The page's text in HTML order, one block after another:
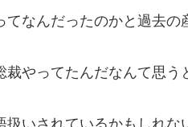
てなんだったのかと過去の
裁やってたんだなんて思う